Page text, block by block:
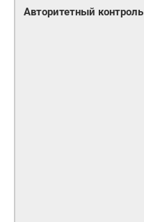
Авторитетный контроль